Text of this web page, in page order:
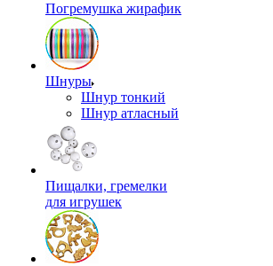
Погремушка жирафик
Шнуры
Шнур тонкий
Шнур атласный
Пищалки, гремелки
для игрушек